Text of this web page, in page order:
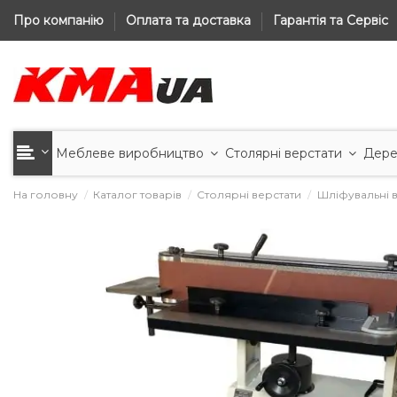
Про компанію Оплата та доставка Гарантія та Сервіс
Меблеве виробництво Столярні верстати
На головну Каталог товарів Столярні верстати Шліфувальні